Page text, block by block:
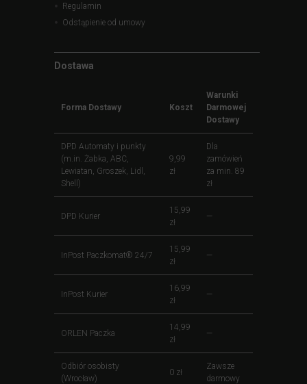
Regulamin
Odstąpienie od umowy
Dostawa
Forma Dostawy Koszt
Warunki
Darmowej
Dostawy
DPD Automaty i punkty
(m.in. Żabka, ABC,
Lewiatan, Groszek, Lidl,
Shell)
9,99
zł
Dla
zamówień
za min. 89
zł
DPD Kurier
15,99
zł
—
InPost Paczkomat® 24/7
15,99
zł
—
InPost Kurier
16,99
zł
—
ORLEN Paczka
14,99
zł
—
Odbiór osobisty
(Wrocław)
0 zł
Zawsze
darmowy